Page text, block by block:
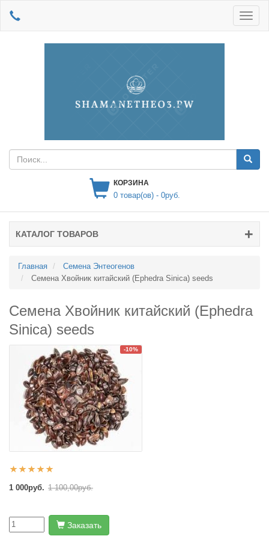
КОРЗИНА
0товар(ов) - 0руб.
КАТАЛОГ ТОВАРОВ
Главная
Семена Энтеогенов
Семена Хвойник китайский (Ephedra Sinica) seeds
Семена Хвойник китайский (Ephedra
Sinica) seeds
-10%
1 000руб. 1 100,00руб.
Заказать